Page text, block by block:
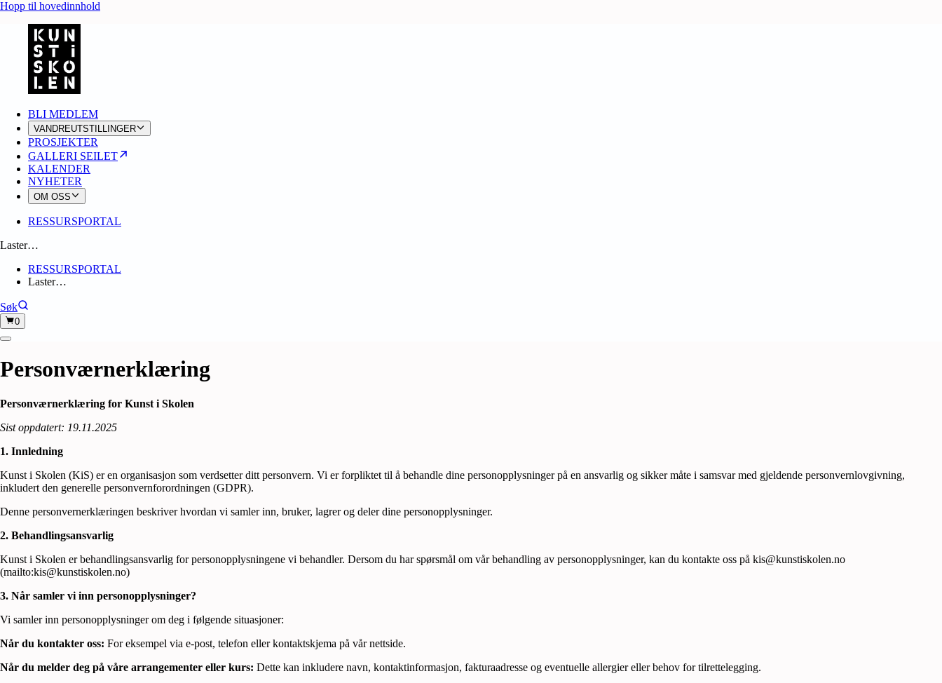
Hopp til hovedinnhold
BLI MEDLEM
VANDREUTSTILLINGER
PROSJEKTER
GALLERI SEILET
KALENDER
NYHETER
OM OSS
RESSURSPORTAL
Laster…
RESSURSPORTAL
Laster…
Søk
0
Personværnerklæring
Personværnerklæring for Kunst i Skolen
Sist oppdatert: 19.11.2025
1. Innledning
Kunst i Skolen (KiS) er en organisasjon som verdsetter ditt personvern. Vi er forpliktet til å behandle dine personopplysninger på en ansvarlig og sikker måte i samsvar med gjeldende personvernlovgivning,
inkludert den generelle personvernforordningen (GDPR).
Denne personvernerklæringen beskriver hvordan vi samler inn, bruker, lagrer og deler dine personopplysninger.
2. Behandlingsansvarlig
Kunst i Skolen er behandlingsansvarlig for personopplysningene vi behandler. Dersom du har spørsmål om vår behandling av personopplysninger, kan du kontakte oss på kis@kunstiskolen.no
(mailto:kis@kunstiskolen.no)
3. Når samler vi inn personopplysninger?
Vi samler inn personopplysninger om deg i følgende situasjoner:
Når du kontakter oss: For eksempel via e-post, telefon eller kontaktskjema på vår nettside.
Når du melder deg på våre arrangementer eller kurs: Dette kan inkludere navn, kontaktinformasjon, fakturaadresse og eventuelle allergier eller behov for tilrettelegging.